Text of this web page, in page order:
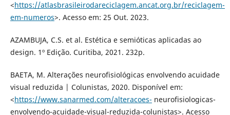
<https://atlasbrasileirodareciclagem.ancat.org.br/reciclagem-
em-numeros>. Acesso em: 25 Out. 2023.
AZAMBUJA, C.S. et al. Estética e semióticas aplicadas ao
design. 1º Edição. Curitiba, 2021. 232p.
BAETA, M. Alterações neurofisiológicas envolvendo acuidade
visual reduzida | Colunistas, 2020. Disponível em:
<https://www.sanarmed.com/alteracoes- neurofisiologicas-
envolvendo-acuidade-visual-reduzida-colunistas>. Acesso